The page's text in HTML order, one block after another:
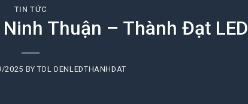
TIN TỨC
Thuận – Thành Đạt LED
2025 BYTDL DENLEDTHANHDAT